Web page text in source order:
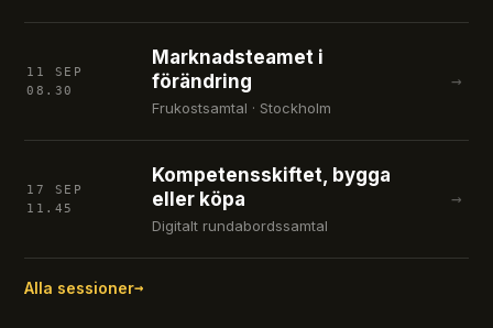
11 SEP
08.30
Marknadsteamet i
förändring
Frukostsamtal · Stockholm
→
17 SEP
11.45
Kompetensskiftet, bygga
eller köpa
Digitalt rundabordssamtal
→
Alla sessioner→